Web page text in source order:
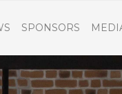
SPONSORS